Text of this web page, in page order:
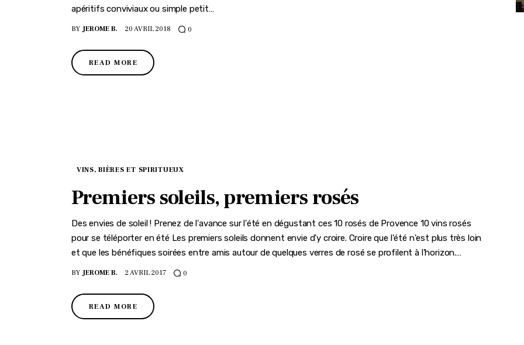
apéritifs conviviaux ou simple petit…
BY JEROME B. 20 AVRIL 2018 0
READ MORE
VINS, BIÈRES ET SPIRITUEUX
Premiers soleils, premiers rosés
Des envies de soleil ! Prenez de l'avance sur l'été en dégustant ces 10 rosés de Provence 10 vins rosés
pour se téléporter en été Les premiers soleils donnent envie d'y croire. Croire que l'été n'est plus très loin
et que les bénéfiques soirées entre amis autour de quelques verres de rosé se profilent à l'horizon.…
BY JEROME B. 2 AVRIL 2017 0
READ MORE